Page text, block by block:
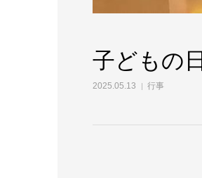
子どもの日
2025.05.13 行事